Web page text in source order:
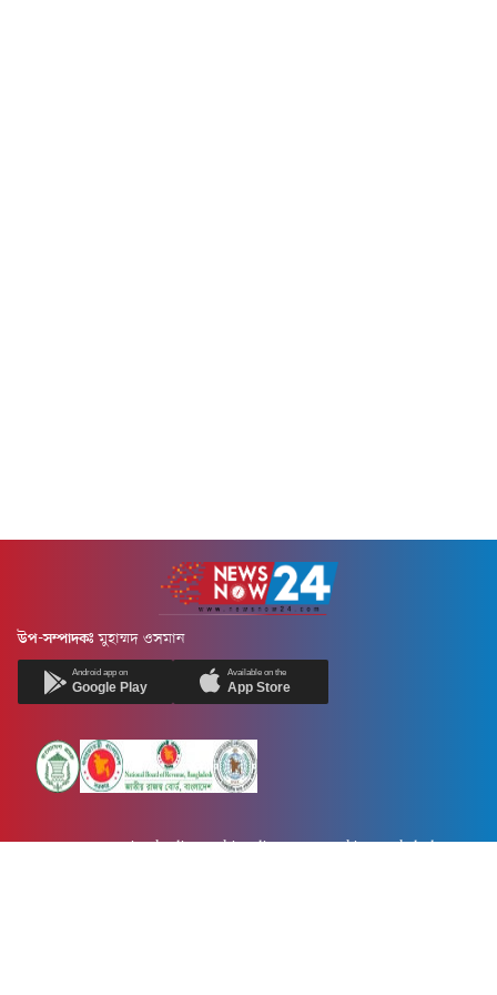
উপ-সম্পাদকঃ মুহাম্মদ ওসমান
Android app on
Google Play
Available on the
App Store
Newsnow24.com is a leading multimedia news portal in Bangladesh.